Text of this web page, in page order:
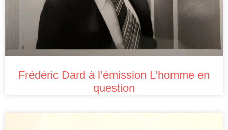
Frédéric Dard à l’émission L’homme en
question